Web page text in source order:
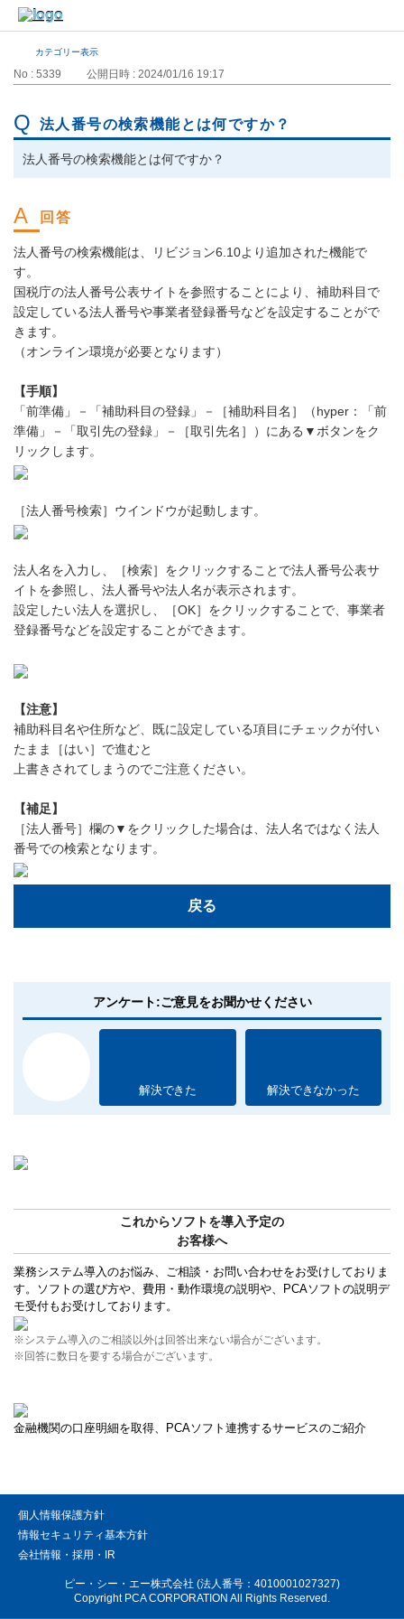
カテゴリー表示
No : 5339 公開日時 : 2024/01/16 19:17
法人番号の検索機能とは何ですか？
法人番号の検索機能とは何ですか？
法人番号の検索機能は、リビジョン6.10より追加された機能で
す。
国税庁の法人番号公表サイトを参照することにより、補助科目で
設定している法人番号や事業者登録番号などを設定することがで
きます。
（オンライン環境が必要となります）
【手順】
「前準備」－「補助科目の登録」－［補助科目名］（hyper：「前
準備」－「取引先の登録」－［取引先名］）にある▼ボタンをク
リックします。
［法人番号検索］ウインドウが起動します。
法人名を入力し、［検索］をクリックすることで法人番号公表サ
イトを参照し、法人番号や法人名が表示されます。
設定したい法人を選択し、［OK］をクリックすることで、事業者
登録番号などを設定することができます。
【注意】
補助科目名や住所など、既に設定している項目にチェックが付い
たまま［はい］で進むと
上書きされてしまうのでご注意ください。
【補足】
［法人番号］欄の▼をクリックした場合は、法人名ではなく法人
番号での検索となります。
戻る
アンケート:ご意見をお聞かせください
解決できた 解決できなかった
これからソフトを導入予定の
お客様へ
業務システム導入のお悩み、ご相談・お問い合わせをお受けしておりま
す。ソフトの選び方や、費用・動作環境の説明や、PCAソフトの説明デ
モ受付もお受けしております。
※システム導入のご相談以外は回答出来ない場合がございます。
※回答に数日を要する場合がございます。
金融機関の口座明細を取得、PCAソフト連携するサービスのご紹介
個人情報保護方針
情報セキュリティ基本方針
会社情報・採用・IR
ピー・シー・エー株式会社 (法人番号：4010001027327)
Copyright PCA CORPORATION All Rights Reserved.